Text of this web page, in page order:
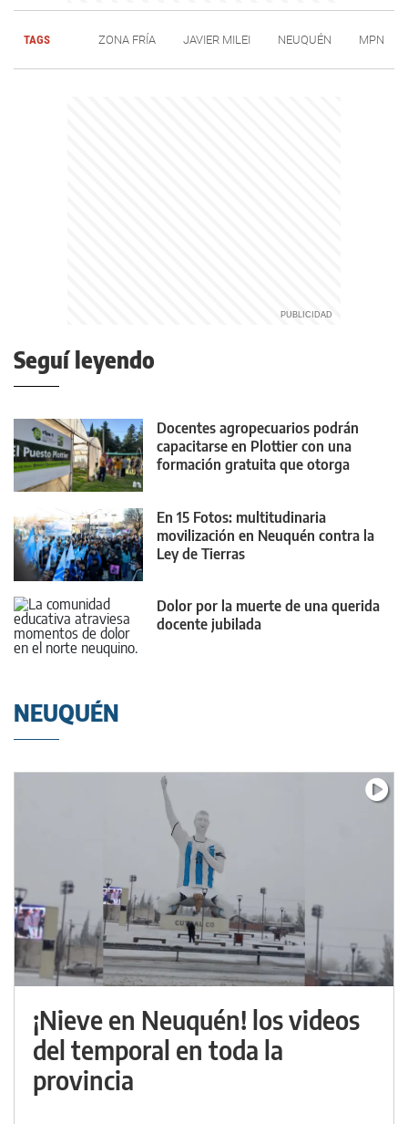
TAGS ZONA FRÍA JAVIER MILEI NEUQUÉN MPN
Seguí leyendo
Docentes agropecuarios podrán
capacitarse en Plottier con una
formación gratuita que otorga
En 15 Fotos: multitudinaria
movilización en Neuquén contra la
Ley de Tierras
Dolor por la muerte de una querida
docente jubilada
NEUQUÉN
¡Nieve en Neuquén! los videos
del temporal en toda la
provincia